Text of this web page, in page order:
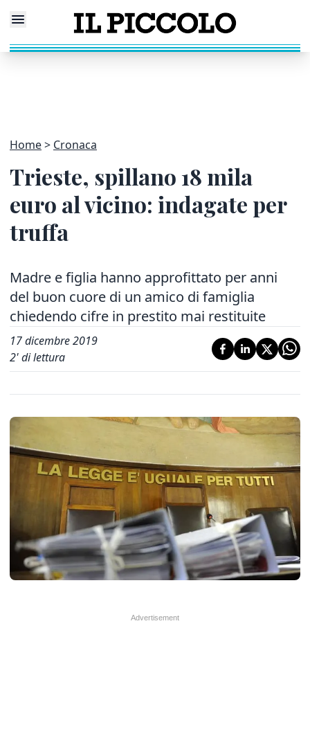
Home Cronaca
Trieste, spillano 18 mila
euro al vicino: indagate per
truffa
Madre e figlia hanno approfittato per anni
del buon cuore di un amico di famiglia
chiedendo cifre in prestito mai restituite
17 dicembre 2019
2' di lettura